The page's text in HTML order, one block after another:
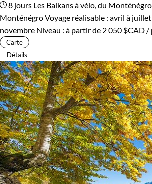
8 jours Les Balkans à vélo, du
MonténégroVoyage réalisable : avril à
novembre Niveau : à partir de 2 050 $CAD /
Carte
Détails